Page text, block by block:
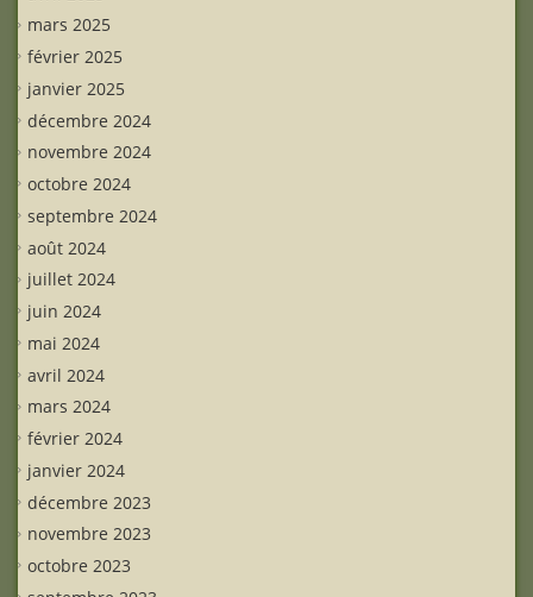
mars 2025
février 2025
janvier 2025
décembre 2024
novembre 2024
octobre 2024
septembre 2024
août 2024
juillet 2024
juin 2024
mai 2024
avril 2024
mars 2024
février 2024
janvier 2024
décembre 2023
novembre 2023
octobre 2023